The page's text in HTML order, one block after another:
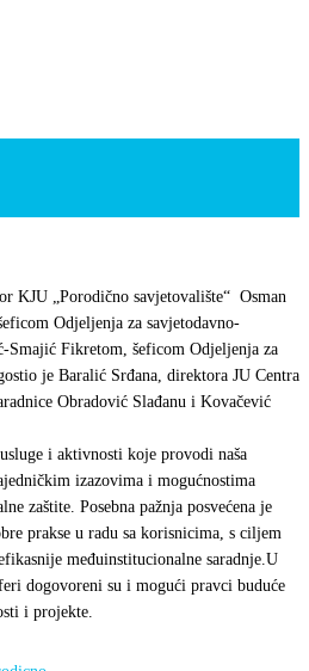
KJU „Porodično savjetovalište“ Osman
Odjeljenja za savjetodavno-
Smajić Fikretom, šeficom Odjeljenja za
je Baralić Srđana, direktora JU Centra
Obradović Slađanu i Kovačević
i aktivnosti koje provodi naša
izazovima i mogućnostima
zaštite. Posebna pažnja posvećena je
prakse u radu sa korisnicima, s ciljem
međuinstitucionalne saradnje.U
dogovoreni su i mogući pravci buduće
i projekte.